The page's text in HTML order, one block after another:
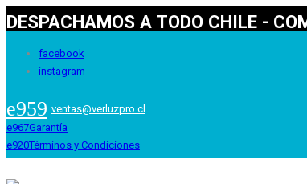
DESPACHAMOS A TODO CHILE -
facebook
instagram
ventas@verluzpro.cl
Garantía
Términos y Condiciones